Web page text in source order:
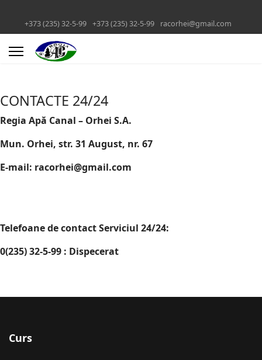
+373 (235) 32-5-99 +373 (235) 32-5-99 racorhei@gmail.com
CONTACTE 24/24
Regia Apă Canal – Orhei S.A.
Mun. Orhei, str. 31 August, nr. 67
E-mail: racorhei@gmail.com
Telefoane de contact Serviciul 24/24:
0(235) 32-5-99 : Dispecerat
Curs